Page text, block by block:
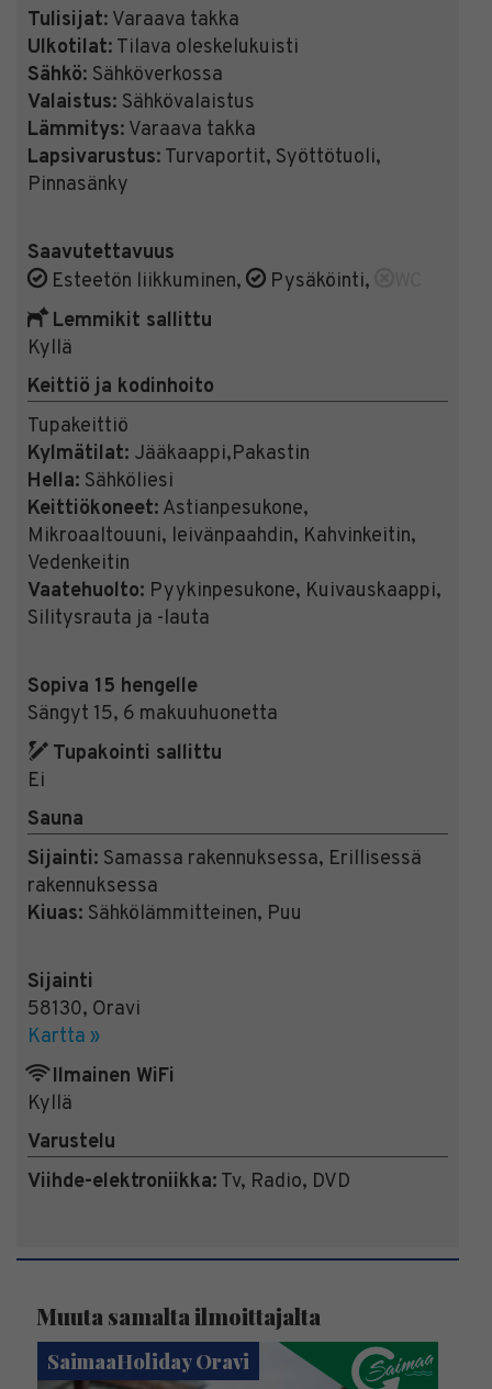
Tulisijat: Varaava takka
Ulkotilat: Tilava oleskelukuisti
Sähkö: Sähköverkossa
Valaistus: Sähkövalaistus
Lämmitys: Varaava takka
Lapsivarustus: Turvaportit, Syöttötuoli,
Pinnasänky
Saavutettavuus
Esteetön liikkuminen, Pysäköinti,
Lemmikit sallittu
Kyllä
Keittiö ja kodinhoito
Tupakeittiö
Kylmätilat: Jääkaappi,Pakastin
Hella: Sähköliesi
Keittiökoneet: Astianpesukone,
Mikroaaltouuni, leivänpaahdin, Kahvinkeitin,
Vedenkeitin
Vaatehuolto: Pyykinpesukone, Kuivauskaappi,
Silitysrauta ja -lauta
Sopiva 15 hengelle
Sängyt 15, 6 makuuhuonetta
Tupakointi sallittu
Ei
Sauna
Sijainti: Samassa rakennuksessa, Erillisessä
rakennuksessa
Kiuas: Sähkölämmitteinen, Puu
Sijainti
58130, Oravi
Kartta »
Ilmainen WiFi
Kyllä
Varustelu
Viihde-elektroniikka: Tv, Radio, DVD
Muuta samalta ilmoittajalta
SaimaaHoliday Oravi